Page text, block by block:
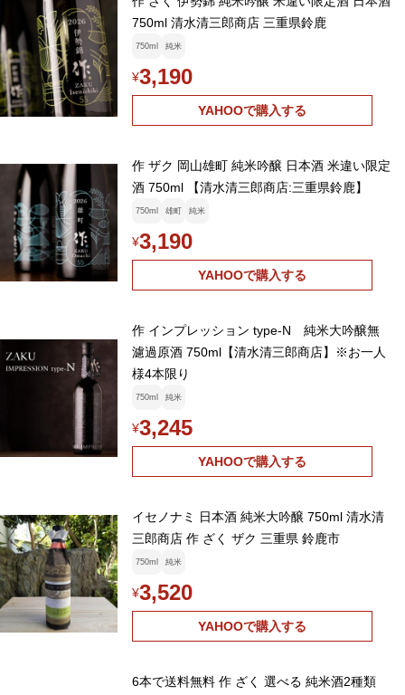
750ml 清水清三郎商店 三重県鈴鹿
750ml 純米
¥3,190
YAHOOで購入する
作 ザク 岡山雄町 純米吟醸 日本酒 米違い限定
酒 750ml 【清水清三郎商店:三重県鈴鹿】
750ml 雄町 純米
¥3,190
YAHOOで購入する
作 インプレッション type-N 純米大吟醸無
濾過原酒 750ml【清水清三郎商店】※お一人
様4本限り
750ml 純米
¥3,245
YAHOOで購入する
イセノナミ 日本酒 純米大吟醸 750ml 清水清
三郎商店 作 ざく ザク 三重県 鈴鹿市
750ml 純米
¥3,520
YAHOOで購入する
6本で送料無料 作 ざく 選べる 純米酒2種類